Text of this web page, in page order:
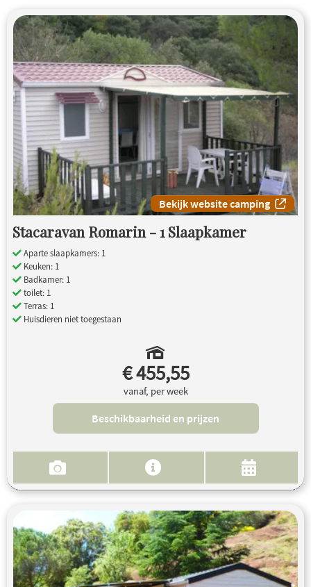
Bekijk website camping
Stacaravan Romarin - 1 Slaapkamer
Aparte slaapkamers: 1
Keuken: 1
Badkamer: 1
toilet: 1
Terras: 1
Huisdieren niet toegestaan
€ 455,55
vanaf, per week
Beschikbaarheid en prijzen